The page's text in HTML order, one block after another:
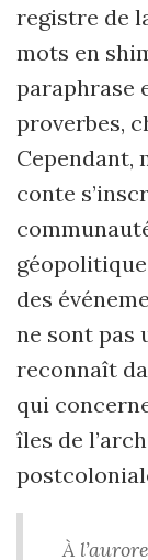
registre de
mots en
paraphrase
proverbes,
Cependant,
conte
des
ne sont pas
reconnaît
qui
îles de
À